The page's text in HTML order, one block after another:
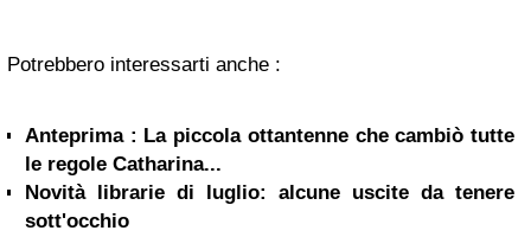
Potrebbero interessarti anche :
Anteprima : La piccola ottantenne che cambiò tutte
le regole Catharina...
Novità librarie di luglio: alcune uscite da tenere
sott'occhio